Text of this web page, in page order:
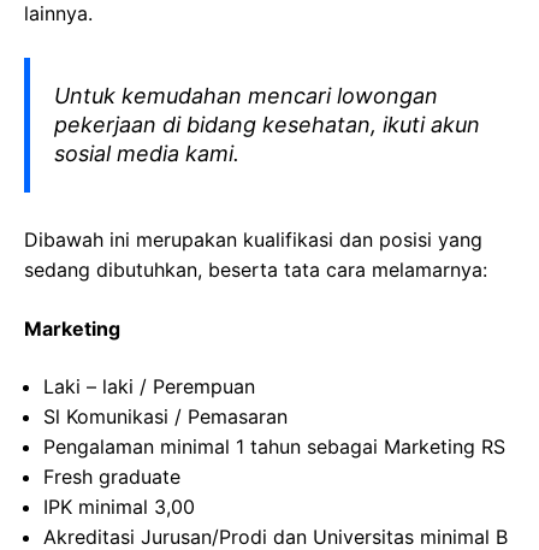
lainnya.
Untuk kemudahan mencari lowongan
pekerjaan di bidang kesehatan, ikuti akun
sosial media kami.
Dibawah ini merupakan kualifikasi dan posisi yang
sedang dibutuhkan, beserta tata cara melamarnya:
Marketing
Laki – laki / Perempuan
Sl Komunikasi / Pemasaran
Pengalaman minimal 1 tahun sebagai Marketing RS
Fresh graduate
IPK minimal 3,00
Akreditasi Jurusan/Prodi dan Universitas minimal B